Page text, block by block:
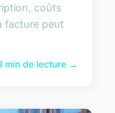
coûts
facture peut
min de lecture →